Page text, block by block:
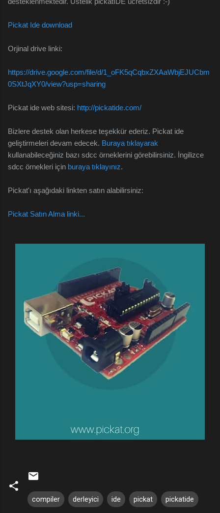
Pickat Ide download
Orjinal drive linki:
https://drive.google.com/file/d/1_oFK5qCqbxZXAaWbjEJUCbm
0SXtJqXY0/view?usp=sharing
Pickat ide web sitesi: http://pickatide.com/
Bizlere destek olan herkese teşekkür ederiz. Pickat ide
geliştirmeleri devam edecek. Buraya tıklayarak
kullanabileceğiniz bazı sdcc örneklerini görebilirsiniz. İngilizce
sdcc örnekleri için buraya tıklayınız.
Pickat'ı aşağıdaki linkten satın alabilirsiniz:
Pickat Satın Alma linki...
compiler derleyici ide pickat pickatide